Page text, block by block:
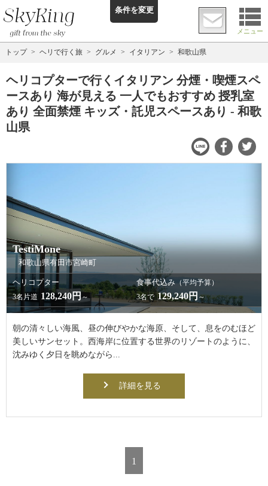
メニュー
トップ ヘリで行く旅 グルメ イタリアン 和歌山県
ヘリコプターで行くイタリアン 分煙・喫煙スペ
ースあり 海が見える 一人でもおすすめ 授乳室
あり 全面禁煙 キッズ・託児スペースあり - 和歌
山県
TestiMone
和歌山県有田市宮崎町
ヘリコプター
3名片道 128,240円～
食事代込み（平均予算）
3名で 129,240円 ～
朝の清々しい海風、昼の伸びやかな海原、そして、息をのむほど
美しいサンセット。西海岸に位置する世界のリゾートのように、
沈みゆく夕日を眺めながら...
詳細を見る
1
条件を変更